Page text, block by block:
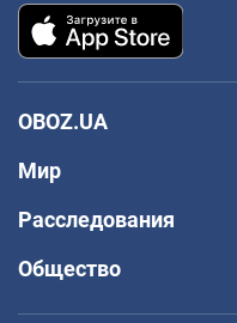
OBOZ.UA
Мир
Расследования
Общество